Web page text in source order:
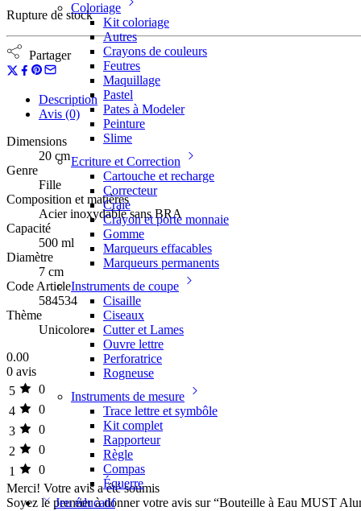
Coloriage
Kit coloriage
Autres
Crayons de couleurs
Feutres
Maquillage
Pastel
Pates à Modeler
Peinture
Slime
Ecriture et Correction
Cartouche et recharge
Correcteur
Craie
Crayon et porte monnaie
Gomme
Marqueurs effacables
Marqueurs permanents
Instruments de coupe
Cisaille
Ciseaux
Cutter et Lames
Ouvre lettre
Perforatrice
Rogneuse
Instruments de mesure
Trace lettre et symbôle
Kit complet
Rapporteur
Règle
Compas
Équerre
Jeu éducatif
Rupture de stock
Partager
Description
Avis (0)
Dimensions
20 cm
Genre
Fille
Composition et matières
Acier inoxydable sans BRA
Capacité
500 ml
Diamètre
7 cm
Code Article
584534
Thème
Unicolore
0.00
0 avis
5
0
4
0
3
0
2
0
1
0
Merci! Votre avis a été soumis
Soyez le premier à donner votre avis sur “Bouteille à Eau MUST